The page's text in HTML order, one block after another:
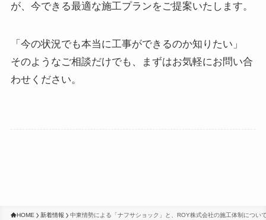
が、今できる最適な施工プランをご提案いたします。
「今の状況でも本当に工事ができるのか知りたい」
そのようなご相談だけでも、まずはお気軽にお問い合
わせください。
HOME 新着情報 中東情勢による「ナフサショック」と、ROY株式会社の施工体制につい